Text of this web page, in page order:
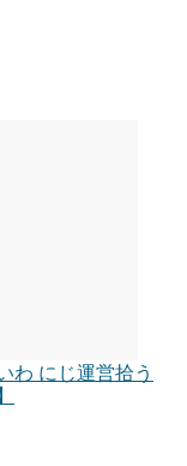
わ にじ運営拾う